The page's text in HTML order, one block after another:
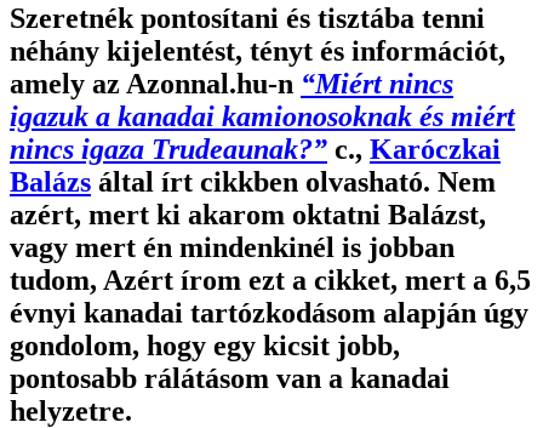
Szeretnék pontosítani és tisztába tenni
néhány kijelentést, tényt és információt,
amely az Azonnal.hu-n “Miért nincs
igazuk a kanadai kamionosoknak és miért
nincs igaza Trudeaunak?” c., Karóczkai
Balázs által írt cikkben olvasható. Nem
azért, mert ki akarom oktatni Balázst,
vagy mert én mindenkinél is jobban
tudom, Azért írom ezt a cikket, mert a 6,5
évnyi kanadai tartózkodásom alapján úgy
gondolom, hogy egy kicsit jobb,
pontosabb rálátásom van a kanadai
helyzetre.